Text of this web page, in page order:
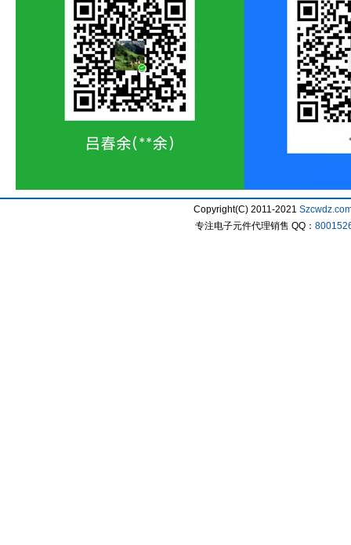
Copyright(C) 2011-2021
专注电子元件代理销售 QQ：